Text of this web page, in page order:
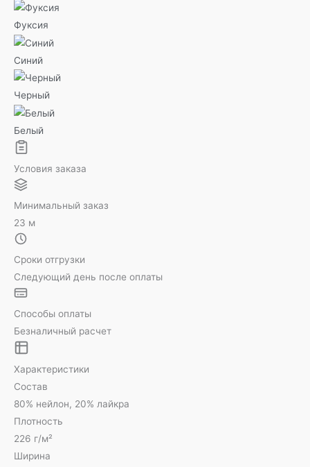
Фуксия
Синий
Черный
Белый
Условия заказа
Минимальный заказ
23 м
Сроки отгрузки
Следующий день после оплаты
Способы оплаты
Безналичный расчет
Характеристики
Состав
80% нейлон, 20% лайкра
Плотность
226 г/м²
Ширина